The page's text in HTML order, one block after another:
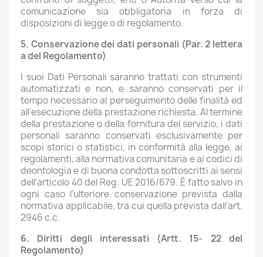
comunicazione sia obbligatoria in forza di
disposizioni di legge o di regolamento.
5. Conservazione dei dati personali (Par. 2 lettera
a del Regolamento)
I suoi Dati Personali saranno trattati con strumenti
automatizzati e non, e saranno conservati per il
tempo necessario al perseguimento delle finalità ed
all’esecuzione della prestazione richiesta. Al termine
della prestazione o della fornitura del servizio, i dati
personali saranno conservati esclusivamente per
scopi storici o statistici, in conformità alla legge, ai
regolamenti, alla normativa comunitaria e ai codici di
deontologia e di buona condotta sottoscritti ai sensi
dell'articolo 40 del Reg. UE 2016/679. È fatto salvo in
ogni caso l’ulteriore conservazione prevista dalla
normativa applicabile, tra cui quella prevista dall’art.
2946 c.c.
6. Diritti degli interessati (Artt. 15- 22 del
Regolamento)